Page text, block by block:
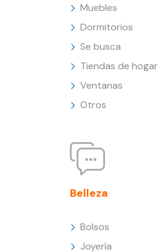
Muebles
Dormitorios
Se busca
Tiendas de hogar
Ventanas
Otros
Belleza
Bolsos
Joyería